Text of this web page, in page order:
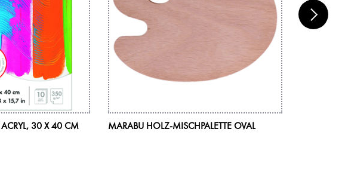
30 X 40 CM MARABU HOLZ-MISCHPALETTE OVAL